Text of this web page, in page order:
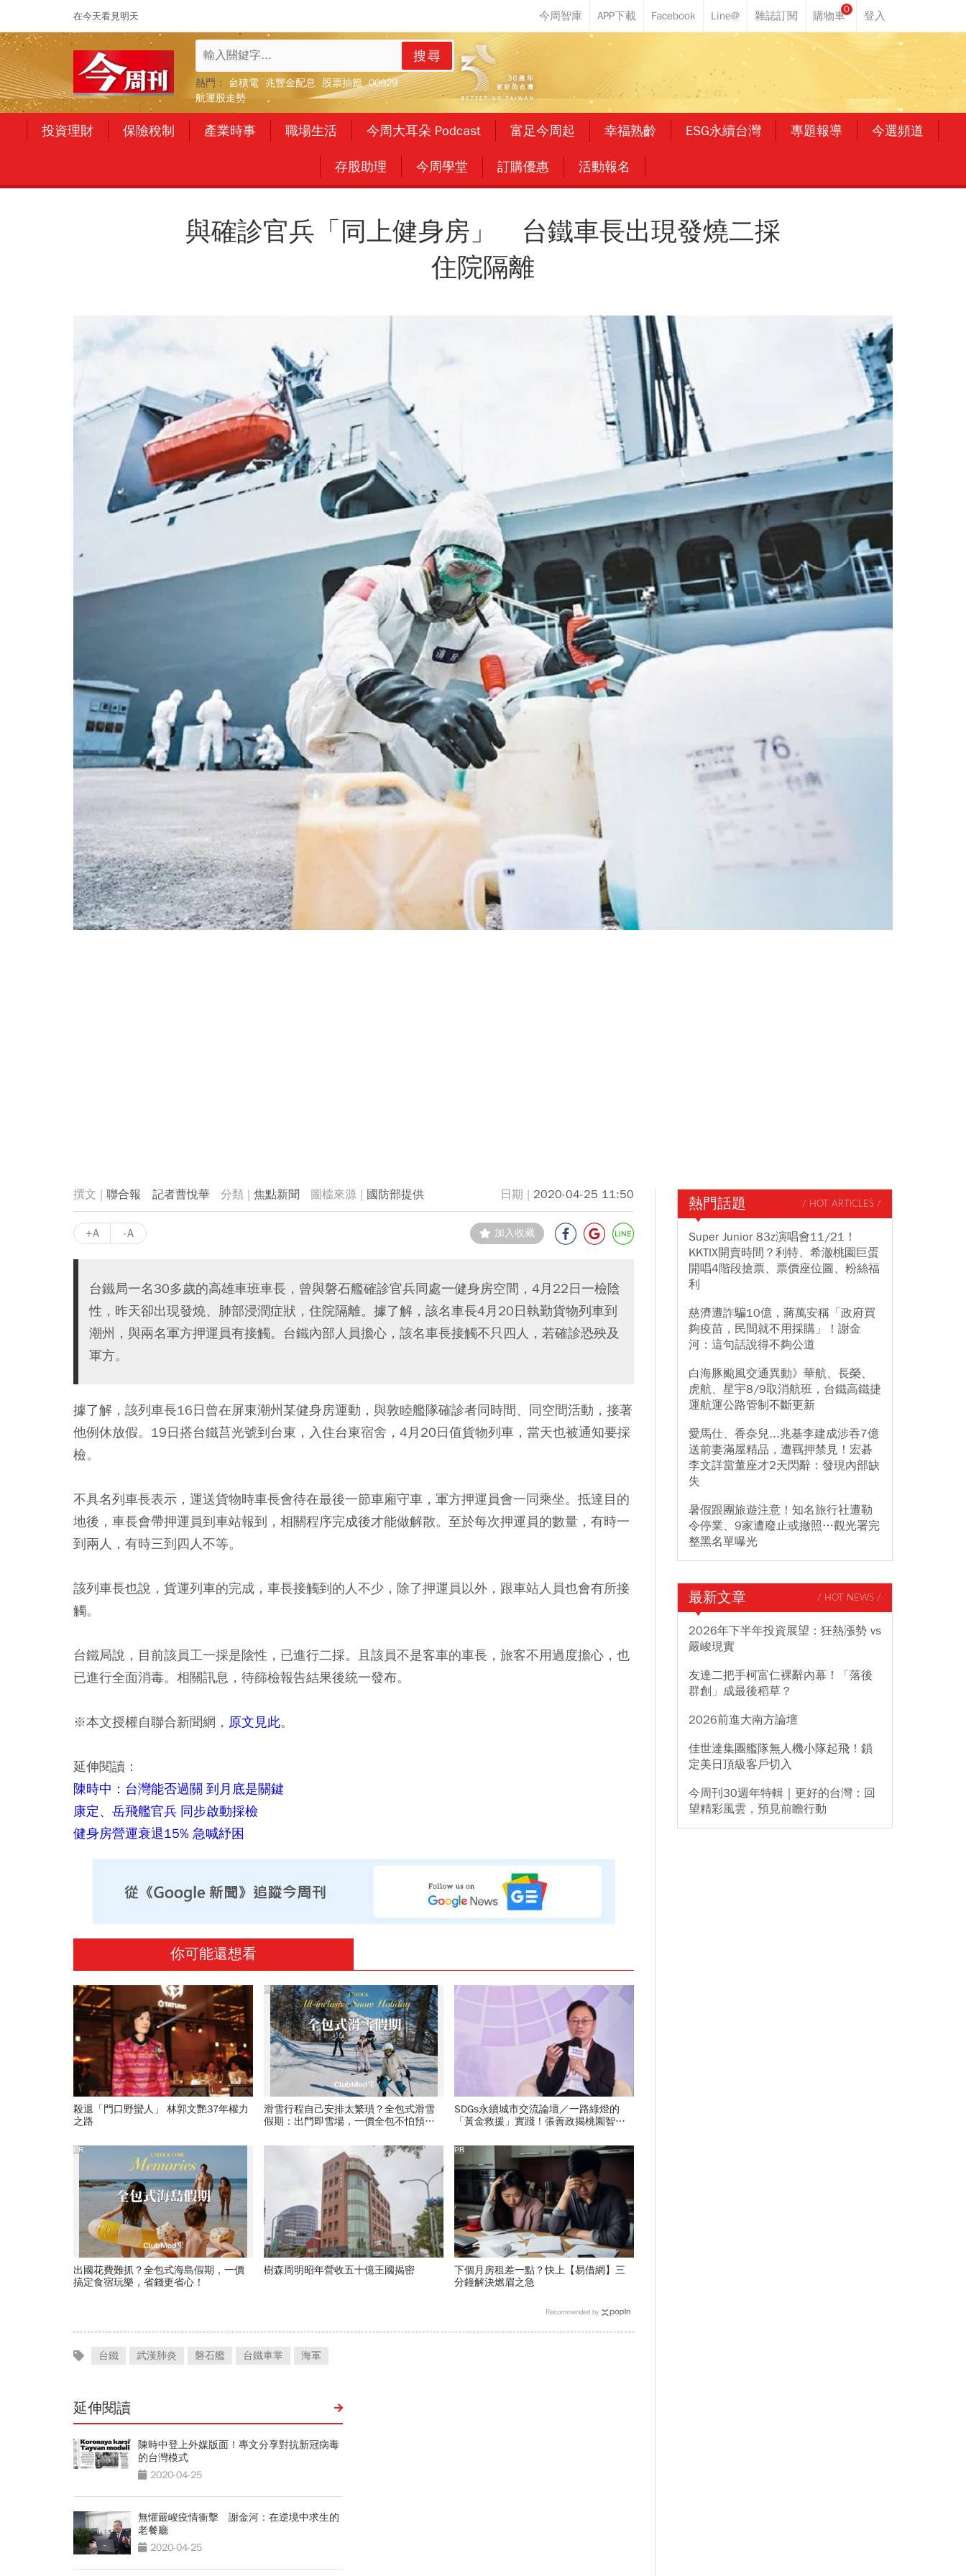
在今天看見明天
0
搜尋
熱門： 台積電 兆豐金配息 股票抽籤 00929
航運股走勢
投資理財 保險稅制 產業時事 職場生活 今周大耳朵 Podcast 富足今周起 幸福熟齡 ESG永續台灣 專題報導 今選頻道
存股助理 今周學堂 訂購優惠 活動報名
與確診官兵「同上健身房」 台鐵車長出現發燒二採
住院隔離
聯合報 記者曹悅華 焦點新聞 國防部提供 2020-04-25 11:50
+A -A 加入收藏
台鐵局一名30多歲的高雄車班車長，曾與磐石艦確診官兵同處一健身房空間，4月22日一檢陰
性，昨天卻出現發燒、肺部浸潤症狀，住院隔離。據了解，該名車長4月20日執勤貨物列車到
潮州，與兩名軍方押運員有接觸。台鐵內部人員擔心，該名車長接觸不只四人，若確診恐殃及
軍方。
據了解，該列車長16日曾在屏東潮州某健身房運動，與敦睦艦隊確診者同時間、同空間活動，接著
他例休放假。19日搭台鐵莒光號到台東，入住台東宿舍，4月20日值貨物列車，當天也被通知要採
檢。
不具名列車長表示，運送貨物時車長會待在最後一節車廂守車，軍方押運員會一同乘坐。抵達目的
地後，車長會帶押運員到車站報到，相關程序完成後才能做解散。至於每次押運員的數量，有時一
到兩人，有時三到四人不等。
該列車長也說，貨運列車的完成，車長接觸到的人不少，除了押運員以外，跟車站人員也會有所接
觸。
台鐵局說，目前該員工一採是陰性，已進行二採。且該員不是客車的車長，旅客不用過度擔心，也
已進行全面消毒。相關訊息，待篩檢報告結果後統一發布。
※本文授權自聯合新聞網， 原文見此。
延伸閱讀：
陳時中：台灣能否過關 到月底是關鍵
康定、岳飛艦官兵 同步啟動採檢
健身房營運衰退15% 急喊紓困
你可能還想看
殺退「門口野蠻人」 林郭文艷37年權力
之路
滑雪行程自己安排太繁瑣？全包式滑雪
假期：出門即雪場，一價全包不怕預算
PR
SDGs永續城市交流論壇／一路綠燈的
「黃金救援」實踐！張善政揭桃園智慧
出國花費難抓？全包式海島假期，一價
搞定食宿玩樂，省錢更省心！
PR
樹森周明昭年營收五十億王國揭密
下個月房租差一點？快上【易借網】三
分鐘解決燃眉之急
PR
Recommended by
台鐵 武漢肺炎 磐石艦 台鐵車掌 海軍
延伸閱讀
陳時中登上外媒版面！專文分享對抗新冠病毒
的台灣模式
2020-04-25
無懼嚴峻疫情衝擊 謝金河：在逆境中求生的
老餐廳
2020-04-25
熱門話題 / HOT ARTICLES /
Super Junior 83z演唱會11/21！
KKTIX開賣時間？利特、希澈桃園巨蛋
開唱4階段搶票、票價座位圖、粉絲福
利
慈濟遭詐騙10億，蔣萬安稱「政府買
夠疫苗，民間就不用採購」！謝金
河：這句話說得不夠公道
白海豚颱風交通異動》華航、長榮、
虎航、星宇8/9取消航班，台鐵高鐵捷
運航運公路管制不斷更新
愛馬仕、香奈兒...兆基李建成涉吞7億
送前妻滿屋精品，遭羈押禁見！宏碁
李文詳當董座才2天閃辭：發現內部缺
失
暑假跟團旅遊注意！知名旅行社遭勒
令停業、9家遭廢止或撤照…觀光署完
整黑名單曝光
最新文章 / HOT NEWS /
2026年下半年投資展望：狂熱漲勢 vs
嚴峻現實
友達二把手柯富仁裸辭內幕！「落後
群創」成最後稻草？
2026前進大南方論壇
佳世達集團艦隊無人機小隊起飛！鎖
定美日頂級客戶切入
今周刊30週年特輯｜更好的台灣：回
望精彩風雲，預見前瞻行動